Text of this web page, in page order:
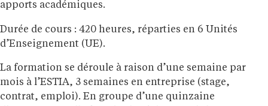
apports académiques.
Durée de cours : 420 heures, réparties en 6 Unités
d’Enseignement (UE).
La formation se déroule à raison d’une semaine par
mois à l’ESTIA, 3 semaines en entreprise (stage,
contrat, emploi). En groupe d’une quinzaine